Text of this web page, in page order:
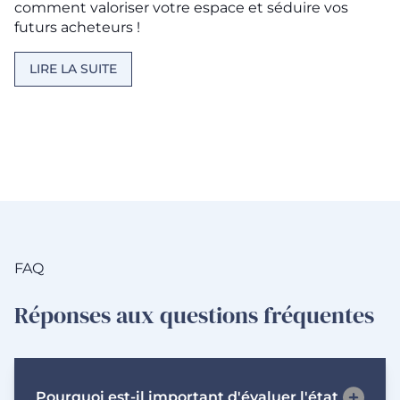
comment valoriser votre espace et séduire vos
futurs acheteurs !
LIRE LA SUITE
FAQ
Réponses aux questions fréquentes
Pourquoi est-il important d'évaluer l'état